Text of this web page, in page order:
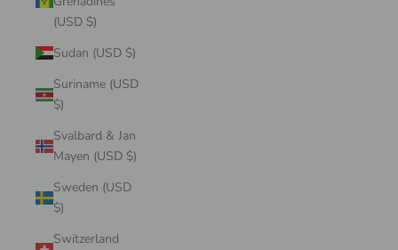
(USD $)
Sudan (USD $)
Suriname (USD
$)
Svalbard & Jan
Mayen (USD $)
Sweden (USD
$)
Switzerland